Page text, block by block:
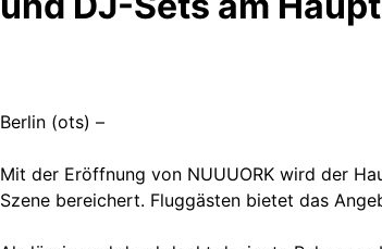
Berlin (ots) –
Mit der Eröffnung von NUUUORK wird der
Szene bereichert. Fluggästen bietet das